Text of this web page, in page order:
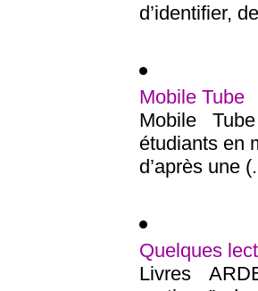
d’identifier,
Mobile Tube
Mobile
étudiants en
d’après une
Quelques
Livres